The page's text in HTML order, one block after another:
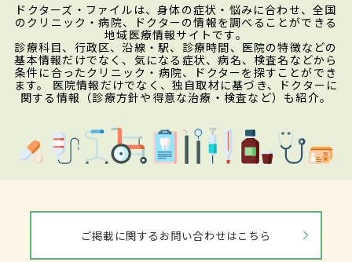
ドクターズ・ファイルは、身体の症状・悩みに合わせ、全国
のクリニック・病院、ドクターの情報を調べることができる
地域医療情報サイトです。
診療科目、行政区、沿線・駅、診療時間、医院の特徴などの
基本情報だけでなく、気になる症状、病名、検査名などから
条件に合ったクリニック・病院、ドクターを探すことができ
ます。 医院情報だけでなく、独自取材に基づき、ドクターに
関する情報（診療方針や得意な治療・検査など）も紹介。
ご掲載に関するお問い合わせはこちら